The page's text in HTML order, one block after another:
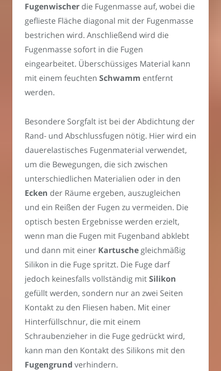
Fugenwischer die Fugenmasse auf, wobei die
geflieste Fläche diagonal mit der Fugenmasse
bestrichen wird. Anschließend wird die
Fugenmasse sofort in die Fugen
eingearbeitet. Überschüssiges Material kann
mit einem feuchten Schwamm entfernt
werden.
Besondere Sorgfalt ist bei der Abdichtung der
Rand- und Abschlussfugen nötig. Hier wird ein
dauerelastisches Fugenmaterial verwendet,
um die Bewegungen, die sich zwischen
unterschiedlichen Materialien oder in den
Ecken der Räume ergeben, auszugleichen
und ein Reißen der Fugen zu vermeiden. Die
optisch besten Ergebnisse werden erzielt,
wenn man die Fugen mit Fugenband abklebt
und dann mit einer Kartusche gleichmäßig
Silikon in die Fuge spritzt. Die Fuge darf
jedoch keinesfalls vollständig mitSilikon
gefüllt werden, sondern nur an zwei Seiten
Kontakt zu den Fliesen haben. Mit einer
Hinterfüllschnur, die mit einem
Schraubenzieher in die Fuge gedrückt wird,
kann man den Kontakt des Silikons mit den
Fugengrund verhindern.